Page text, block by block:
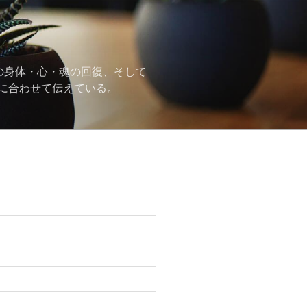
体・心・魂の回復、そして
わせて伝えている。